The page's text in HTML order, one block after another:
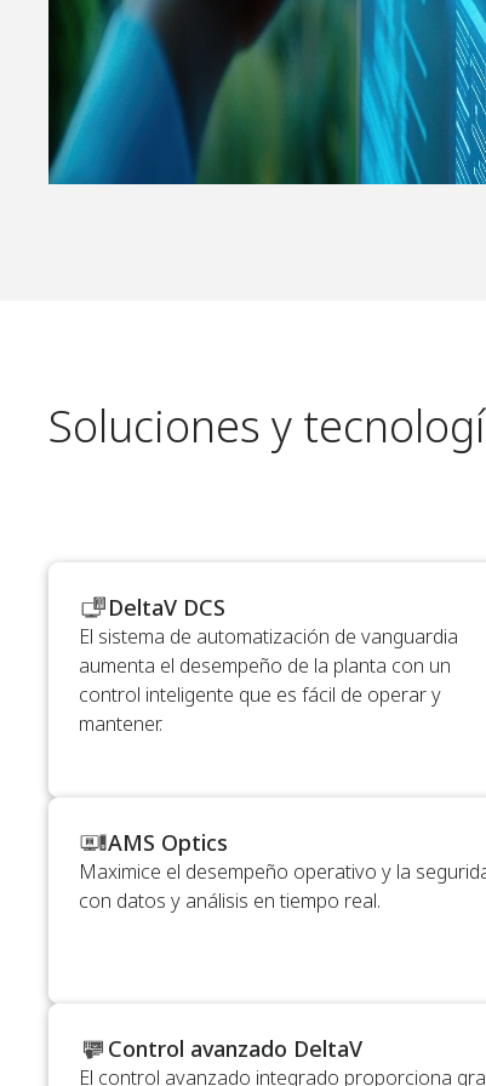
Soluciones y
DeltaV DCS
El sistema de automatización de vanguardia
aumenta el desempeño de la planta con un
control inteligente que es fácil de operar y
mantener.
AMS Optics
Maximice el desempeño operativo y la
con datos y análisis en tiempo real.
Control avanzado DeltaV
El control avanzado integrado proporciona